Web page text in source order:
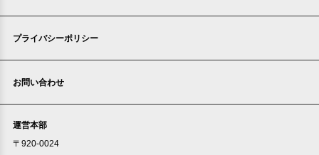
プライバシーポリシー
お問い合わせ
運営本部
〒920-0024